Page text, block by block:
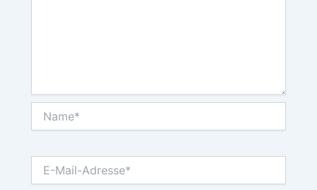
Mail-